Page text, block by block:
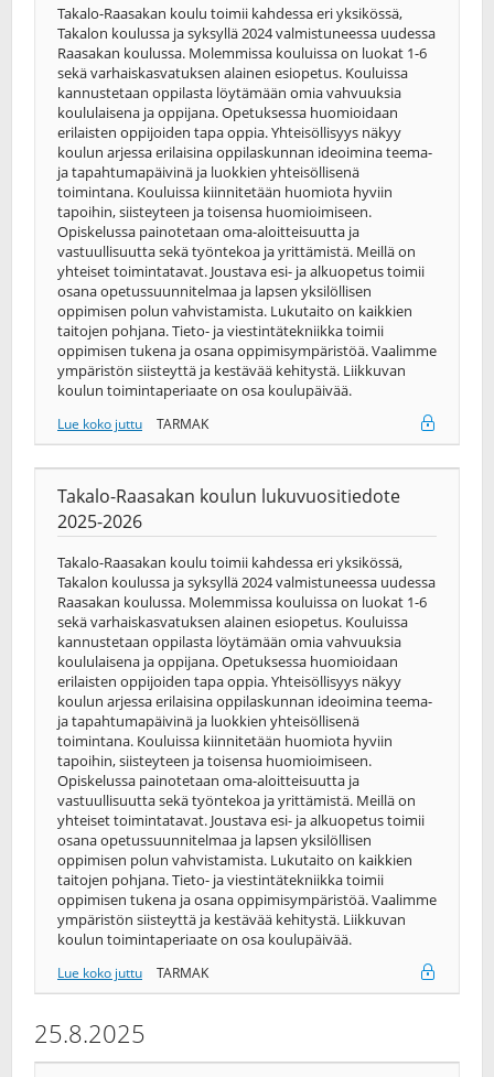
Takalo-Raasakan koulu toimii kahdessa eri yksikössä,
Takalon koulussa ja syksyllä 2024 valmistuneessa uudessa
Raasakan koulussa. Molemmissa kouluissa on luokat 1-6
sekä varhaiskasvatuksen alainen esiopetus. Kouluissa
kannustetaan oppilasta löytämään omia vahvuuksia
koululaisena ja oppijana. Opetuksessa huomioidaan
erilaisten oppijoiden tapa oppia. Yhteisöllisyys näkyy
koulun arjessa erilaisina oppilaskunnan ideoimina teema-
ja tapahtumapäivinä ja luokkien yhteisöllisenä
toimintana. Kouluissa kiinnitetään huomiota hyviin
tapoihin, siisteyteen ja toisensa huomioimiseen.
Opiskelussa painotetaan oma-aloitteisuutta ja
vastuullisuutta sekä työntekoa ja yrittämistä. Meillä on
yhteiset toimintatavat. Joustava esi- ja alkuopetus toimii
osana opetussuunnitelmaa ja lapsen yksilöllisen
oppimisen polun vahvistamista. Lukutaito on kaikkien
taitojen pohjana. Tieto- ja viestintätekniikka toimii
oppimisen tukena ja osana oppimisympäristöä. Vaalimme
ympäristön siisteyttä ja kestävää kehitystä. Liikkuvan
koulun toimintaperiaate on osa koulupäivää.
Lue koko juttu TARMAK
Takalo-Raasakan koulun lukuvuositiedote
2025-2026
Takalo-Raasakan koulu toimii kahdessa eri yksikössä,
Takalon koulussa ja syksyllä 2024 valmistuneessa uudessa
Raasakan koulussa. Molemmissa kouluissa on luokat 1-6
sekä varhaiskasvatuksen alainen esiopetus. Kouluissa
kannustetaan oppilasta löytämään omia vahvuuksia
koululaisena ja oppijana. Opetuksessa huomioidaan
erilaisten oppijoiden tapa oppia. Yhteisöllisyys näkyy
koulun arjessa erilaisina oppilaskunnan ideoimina teema-
ja tapahtumapäivinä ja luokkien yhteisöllisenä
toimintana. Kouluissa kiinnitetään huomiota hyviin
tapoihin, siisteyteen ja toisensa huomioimiseen.
Opiskelussa painotetaan oma-aloitteisuutta ja
vastuullisuutta sekä työntekoa ja yrittämistä. Meillä on
yhteiset toimintatavat. Joustava esi- ja alkuopetus toimii
osana opetussuunnitelmaa ja lapsen yksilöllisen
oppimisen polun vahvistamista. Lukutaito on kaikkien
taitojen pohjana. Tieto- ja viestintätekniikka toimii
oppimisen tukena ja osana oppimisympäristöä. Vaalimme
ympäristön siisteyttä ja kestävää kehitystä. Liikkuvan
koulun toimintaperiaate on osa koulupäivää.
Lue koko juttu TARMAK
25.8.2025